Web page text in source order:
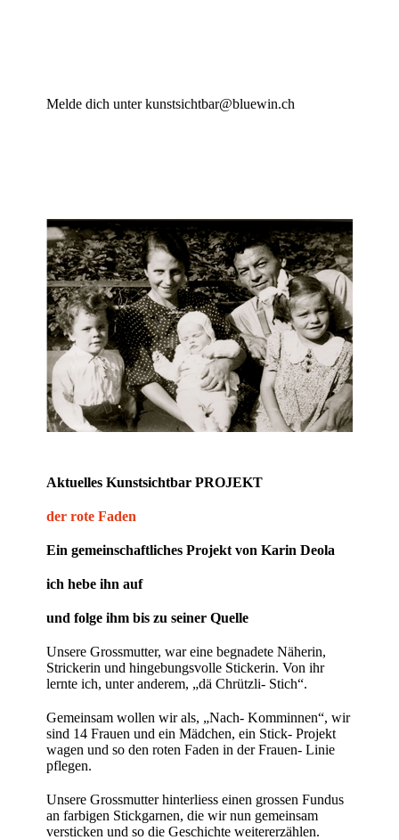
Melde dich unter kunstsichtbar@bluewin.ch
Aktuelles Kunstsichtbar PROJEKT
der rote Faden
Ein gemeinschaftliches Projekt von Karin Deola
ich hebe ihn auf
und folge ihm bis zu seiner Quelle
Unsere Grossmutter, war eine begnadete Näherin,
Strickerin und hingebungsvolle Stickerin. Von ihr
lernte ich, unter anderem, „dä Chrützli- Stich“.
Gemeinsam wollen wir als, „Nach- Komminnen“, wir
sind 14 Frauen und ein Mädchen, ein Stick- Projekt
wagen und so den roten Faden in der Frauen- Linie
pflegen.
Unsere Grossmutter hinterliess einen grossen Fundus
an farbigen Stickgarnen, die wir nun gemeinsam
versticken und so die Geschichte weitererzählen.